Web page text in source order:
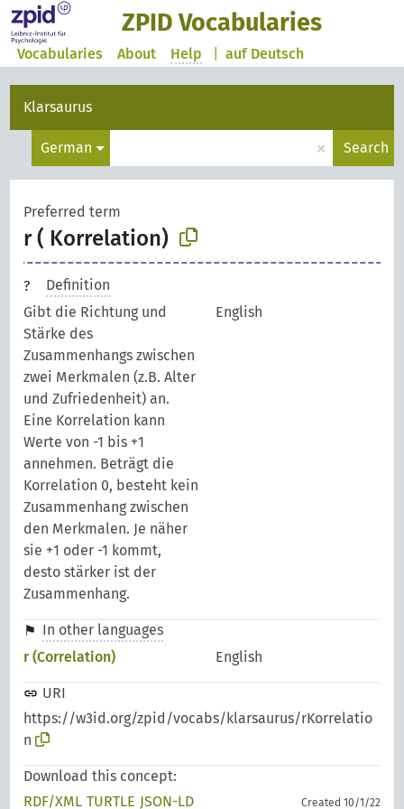
ZPID Vocabularies
auf Deutsch
Vocabularies About Help
Klarsaurus
German × Search
Preferred term
r ( Korrelation)
Definition
Gibt die Richtung und
Stärke des
Zusammenhangs zwischen
zwei Merkmalen (z.B. Alter
und Zufriedenheit) an.
Eine Korrelation kann
Werte von -1 bis +1
annehmen. Beträgt die
Korrelation 0, besteht kein
Zusammenhang zwischen
den Merkmalen. Je näher
sie +1 oder -1 kommt,
desto stärker ist der
Zusammenhang.
English
In other languages
r (Correlation)
English
URI
https://w3id.org/zpid/vocabs/klarsaurus/rKorrelatio
n
Download this concept:
RDF/XML TURTLE JSON-LD Created 10/1/22